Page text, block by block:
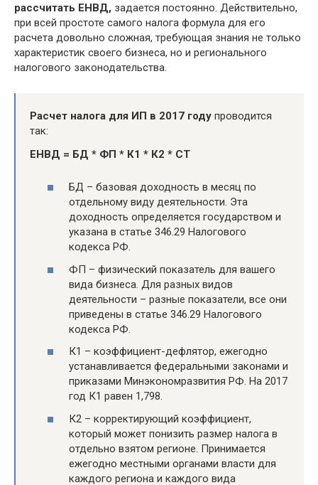
рассчитать ЕНВД, задается постоянно. Действительно,
при всей простоте самого налога формула для его
расчета довольно сложная, требующая знания не только
характеристик своего бизнеса, но и регионального
налогового законодательства.
Расчет налога для ИП в 2017 году проводится
так:
ЕНВД = БД * ФП * К1 * К2 * СТ
БД – базовая доходность в месяц по
отдельному виду деятельности. Эта
доходность определяется государством и
указана в статье 346.29 Налогового
кодекса РФ.
ФП – физический показатель для вашего
вида бизнеса. Для разных видов
деятельности – разные показатели, все они
приведены в статье 346.29 Налогового
кодекса РФ.
К1 – коэффициент-дефлятор, ежегодно
устанавливается федеральными законами и
приказами Минэкономразвития РФ. На 2017
год К1 равен 1,798.
К2 – корректирующий коэффициент,
который может понизить размер налога в
отдельно взятом регионе. Принимается
ежегодно местными органами власти для
каждого региона и каждого вида